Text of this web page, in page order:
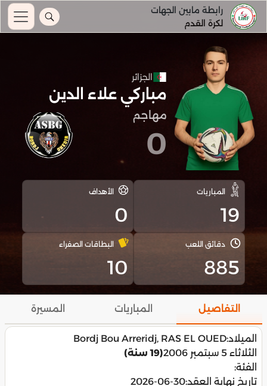
رابطة مابين الجهات
لكرة القدم
الجزائر
مباركي علاء الدين
مهاجم
0
المباريات
19
الأهداف
0
دقائق اللعب
885
البطاقات الصفراء
10
التفاصيل المباريات المسيرة
الميلاد:Bordj Bou Arreridj, RAS EL OUED
الثلاثاء 5 سبتمبر 2006
(19 سنة)
الفئة:
تاريخ نهاية العقد:2026-06-30